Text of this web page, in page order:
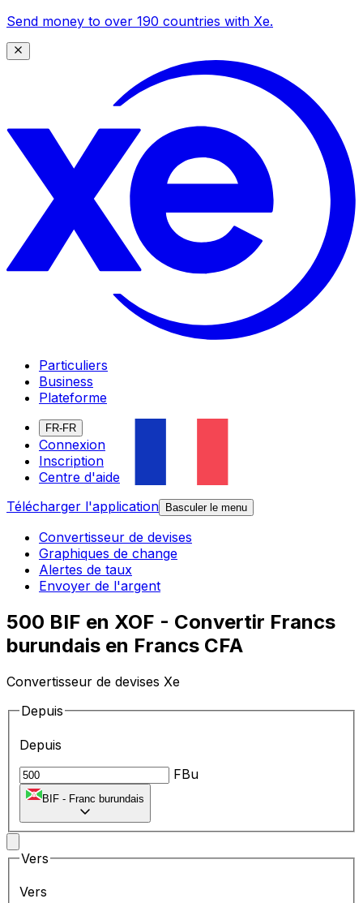
Send money to over 190 countries with Xe.
Particuliers
Business
Plateforme
FR-FR
Connexion
Inscription
Centre d'aide
Télécharger l'application
Basculer le menu
Convertisseur de devises
Graphiques de change
Alertes de taux
Envoyer de l'argent
500 BIF en XOF - Convertir Francs
burundais en Francs CFA
Convertisseur de devises Xe
Depuis
Depuis
FBu
BIF - Franc burundais
Vers
Vers